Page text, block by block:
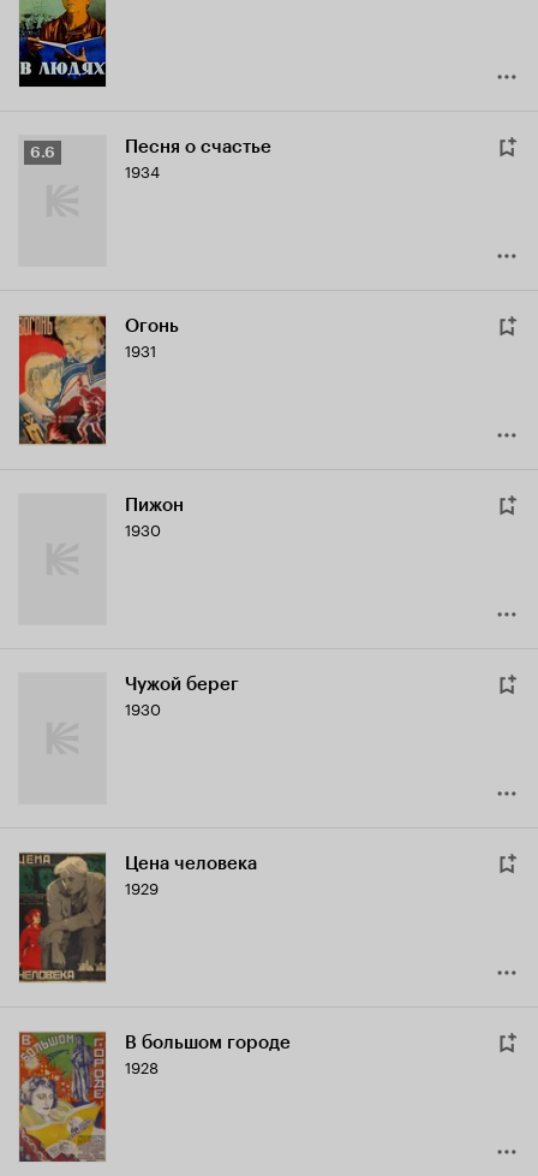
7.1
Рейтинг
6.6 Песня о счастье
1934
Огонь
1931
Пижон
1930
Чужой берег
1930
Цена человека
1929
В большом городе
1928